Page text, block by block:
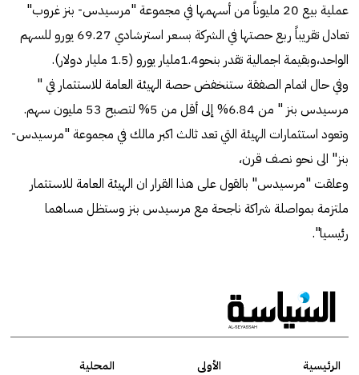
عملية بيع 20 مليوناً من أسهمها في مجموعة "مرسيدس- بنز غروب"
تعادل تقريباً ربع حصتها في الشركة بسعر استرشادي 69.27 يورو للسهم
الواحد،وبقيمة اجمالية تقدر بنحو1.4مليار يورو (1.5 مليار دولار).
وفي حال اتمام الصفقة ستنخفض حصة الهيئة العامة للاستثمار في "
مرسيدس بنز " من 6.84% إلى أقل من 5% لتصبح 53 مليون سهم.
وتعود استثمارات الهيئة التي تعد ثالث اكبر مالك في مجموعة "مرسيدس-
بنز" الى نحو نصف قرن،
وعلقت "مرسيدس" بالقول على هذا القرار ان الهيئة العامة للاستثمار
ملتزمة بمواصلة شراكة ناجحة مع مرسيدس بنز وستظل مساهما
رئيسيا".
الرئيسية الأولى
المحلية